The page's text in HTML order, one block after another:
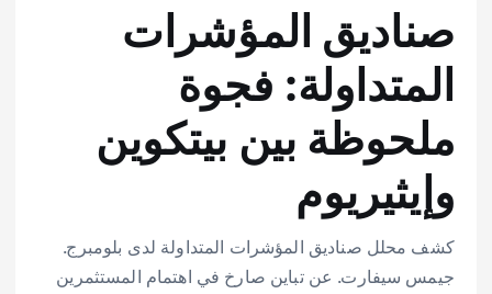
صناديق المؤشرات
المتداولة: فجوة
ملحوظة بين بيتكوين
وإيثيريوم
كشف محلل صناديق المؤشرات المتداولة لدى بلومبرج.
جيمس سيفارت. عن تباين صارخ في اهتمام المستثمرين